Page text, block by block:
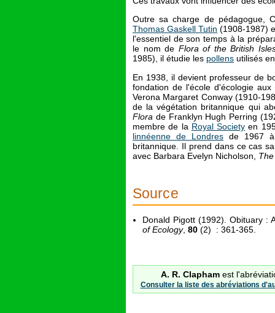
Outre sa charge de pédagogue,
Thomas Gaskell Tutin (1908-1987)
l'essentiel de son temps à la
le nom de Flora of the British
1985), il étudie les pollens utilisés
En 1938, il devient professeur de
fondation de l'école d'écologie
Verona Margaret Conway (1910-
de la végétation britannique qui
Flora de Franklyn Hugh Perring
membre de la Royal Society en
linnéenne de Londres de 1967
britannique. Il prend dans ce cas
avec Barbara Evelyn Nicholson,
Source
Donald Pigott (1992). Obituary :
of Ecology, 80 (2) : 361-365.
A. R. Claphamest
Consulter la liste des abréviations